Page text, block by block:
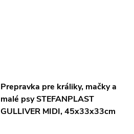
Prepravka pre králiky, mačky a
malé psy STEFANPLAST
GULLIVER MIDI, 45x33x33cm